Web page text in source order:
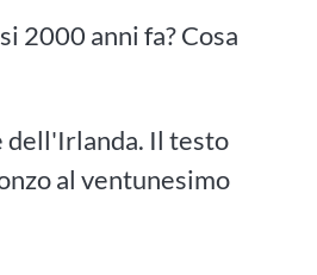
2000 anni fa? Cosa
dell'Irlanda. Il testo
al ventunesimo